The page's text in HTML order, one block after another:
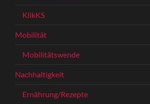
KlikKS
Mobilität
Mobilitätswende
Nachhaltigkeit
Ernährung/Rezepte